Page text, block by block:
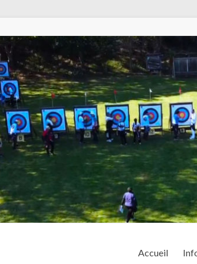
Accueil